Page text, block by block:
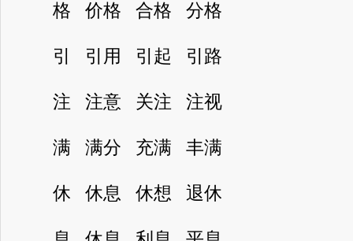
格 价格 合格 分格
引 引用 引起 引路
注 注意 关注 注视
满 满分 充满 丰满
休 休息 休想 退休